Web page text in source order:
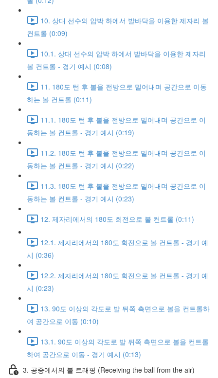
10. 상대 선수의 압박 하에서 발바닥을 이용한 제자리 볼
컨트롤 (0:09)
10.1. 상대 선수의 압박 하에서 발바닥을 이용한 제자리
볼 컨트롤 - 경기 예시 (0:08)
11. 180도 턴 후 볼을 전방으로 밀어내며 공간으로 이동
하는 볼 컨트롤 (0:11)
11.1. 180도 턴 후 볼을 전방으로 밀어내며 공간으로 이
동하는 볼 컨트롤 - 경기 예시 (0:19)
11.2. 180도 턴 후 볼을 전방으로 밀어내며 공간으로 이
동하는 볼 컨트롤 - 경기 예시 (0:22)
11.3. 180도 턴 후 볼을 전방으로 밀어내며 공간으로 이
동하는 볼 컨트롤 - 경기 예시 (0:23)
12. 제자리에서의 180도 회전으로 볼 컨트롤 (0:11)
12.1. 제자리에서의 180도 회전으로 볼 컨트롤 - 경기 예
시 (0:36)
12.2. 제자리에서의 180도 회전으로 볼 컨트롤 - 경기 예
시 (0:23)
13. 90도 이상의 각도로 발 뒤쪽 측면으로 볼을 컨트롤하
여 공간으로 이동 (0:10)
13.1. 90도 이상의 각도로 발 뒤쪽 측면으로 볼을 컨트롤
하여 공간으로 이동 - 경기 예시 (0:13)
3. 공중에서의 볼 트래핑 (Receiving the ball from the air)